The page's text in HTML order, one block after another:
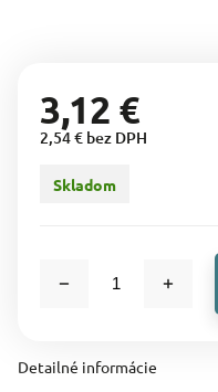
3,12 €
2,54 € bez DPH
Skladom
Detailné informácie